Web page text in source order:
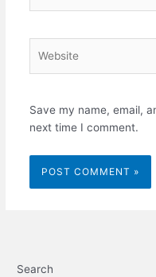
Save my name, email,
next time I comment.
Search